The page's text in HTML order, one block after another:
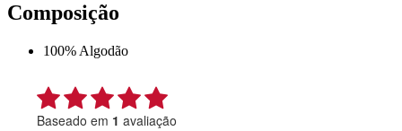
Composição
100% Algodão
Baseado em 1 avaliação